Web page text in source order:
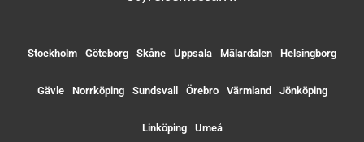
Stockholm Göteborg Skåne Uppsala Mälardalen Helsingborg
Gävle Norrköping Sundsvall Örebro Värmland Jönköping
Linköping Umeå